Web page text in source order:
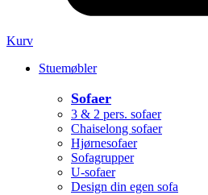
Kurv
Stuemøbler
Sofaer
3 & 2 pers. sofaer
Chaiselong sofaer
Hjørnesofaer
Sofagrupper
U-sofaer
Design din egen sofa